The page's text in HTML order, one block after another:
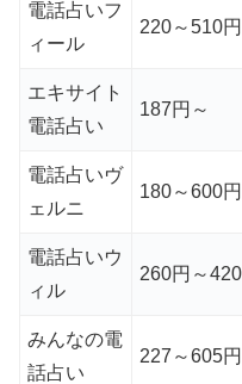
電話占いフ
ィール
220～510円
エキサイト
電話占い
187円～
電話占いヴ
ェルニ
180～600円
電話占いウ
ィル
260円～
みんなの電
話占い
227～605円